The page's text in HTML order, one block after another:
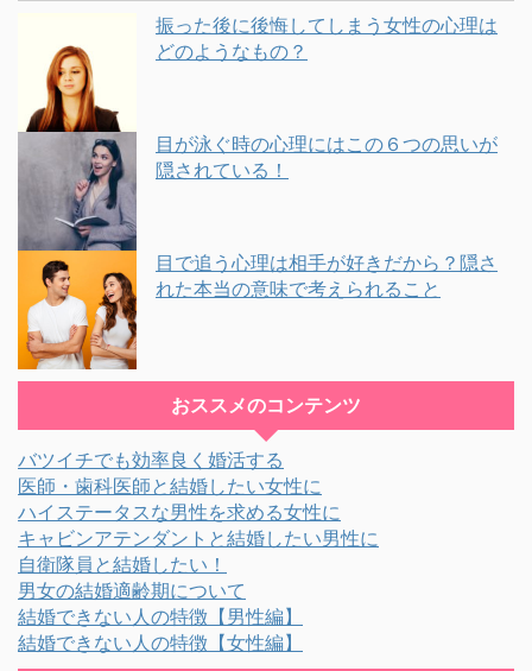
振った後に後悔してしまう女性の心理は
どのようなもの？
目が泳ぐ時の心理にはこの６つの思いが
隠されている！
目で追う心理は相手が好きだから？隠さ
れた本当の意味で考えられること
おススメのコンテンツ
バツイチでも効率良く婚活する
医師・歯科医師と結婚したい女性に
ハイステータスな男性を求める女性に
キャビンアテンダントと結婚したい男性に
自衛隊員と結婚したい！
男女の結婚適齢期について
結婚できない人の特徴【男性編】
結婚できない人の特徴【女性編】